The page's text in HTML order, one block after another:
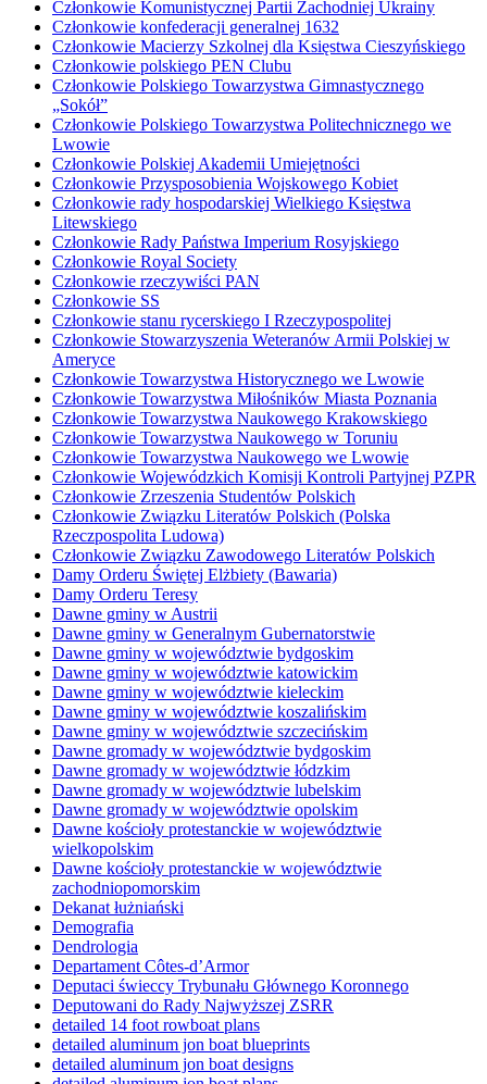
Członkowie Komunistycznej Partii Zachodniej Ukrainy
Członkowie konfederacji generalnej 1632
Członkowie Macierzy Szkolnej dla Księstwa Cieszyńskiego
Członkowie polskiego PEN Clubu
Członkowie Polskiego Towarzystwa Gimnastycznego
„Sokół”
Członkowie Polskiego Towarzystwa Politechnicznego we
Lwowie
Członkowie Polskiej Akademii Umiejętności
Członkowie Przysposobienia Wojskowego Kobiet
Członkowie rady hospodarskiej Wielkiego Księstwa
Litewskiego
Członkowie Rady Państwa Imperium Rosyjskiego
Członkowie Royal Society
Członkowie rzeczywiści PAN
Członkowie SS
Członkowie stanu rycerskiego I Rzeczypospolitej
Członkowie Stowarzyszenia Weteranów Armii Polskiej w
Ameryce
Członkowie Towarzystwa Historycznego we Lwowie
Członkowie Towarzystwa Miłośników Miasta Poznania
Członkowie Towarzystwa Naukowego Krakowskiego
Członkowie Towarzystwa Naukowego w Toruniu
Członkowie Towarzystwa Naukowego we Lwowie
Członkowie Wojewódzkich Komisji Kontroli Partyjnej PZPR
Członkowie Zrzeszenia Studentów Polskich
Członkowie Związku Literatów Polskich (Polska
Rzeczpospolita Ludowa)
Członkowie Związku Zawodowego Literatów Polskich
Damy Orderu Świętej Elżbiety (Bawaria)
Damy Orderu Teresy
Dawne gminy w Austrii
Dawne gminy w Generalnym Gubernatorstwie
Dawne gminy w województwie bydgoskim
Dawne gminy w województwie katowickim
Dawne gminy w województwie kieleckim
Dawne gminy w województwie koszalińskim
Dawne gminy w województwie szczecińskim
Dawne gromady w województwie bydgoskim
Dawne gromady w województwie łódzkim
Dawne gromady w województwie lubelskim
Dawne gromady w województwie opolskim
Dawne kościoły protestanckie w województwie
wielkopolskim
Dawne kościoły protestanckie w województwie
zachodniopomorskim
Dekanat łużniański
Demografia
Dendrologia
Departament Côtes-d’Armor
Deputaci świeccy Trybunału Głównego Koronnego
Deputowani do Rady Najwyższej ZSRR
detailed 14 foot rowboat plans
detailed aluminum jon boat blueprints
detailed aluminum jon boat designs